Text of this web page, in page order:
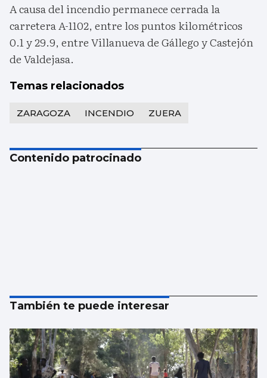
A causa del incendio permanece cerrada la
carretera A-1102, entre los puntos kilométricos
0.1 y 29.9, entre Villanueva de Gállego y Castejón
de Valdejasa.
Temas relacionados
ZARAGOZA INCENDIO ZUERA
Contenido patrocinado
También te puede interesar